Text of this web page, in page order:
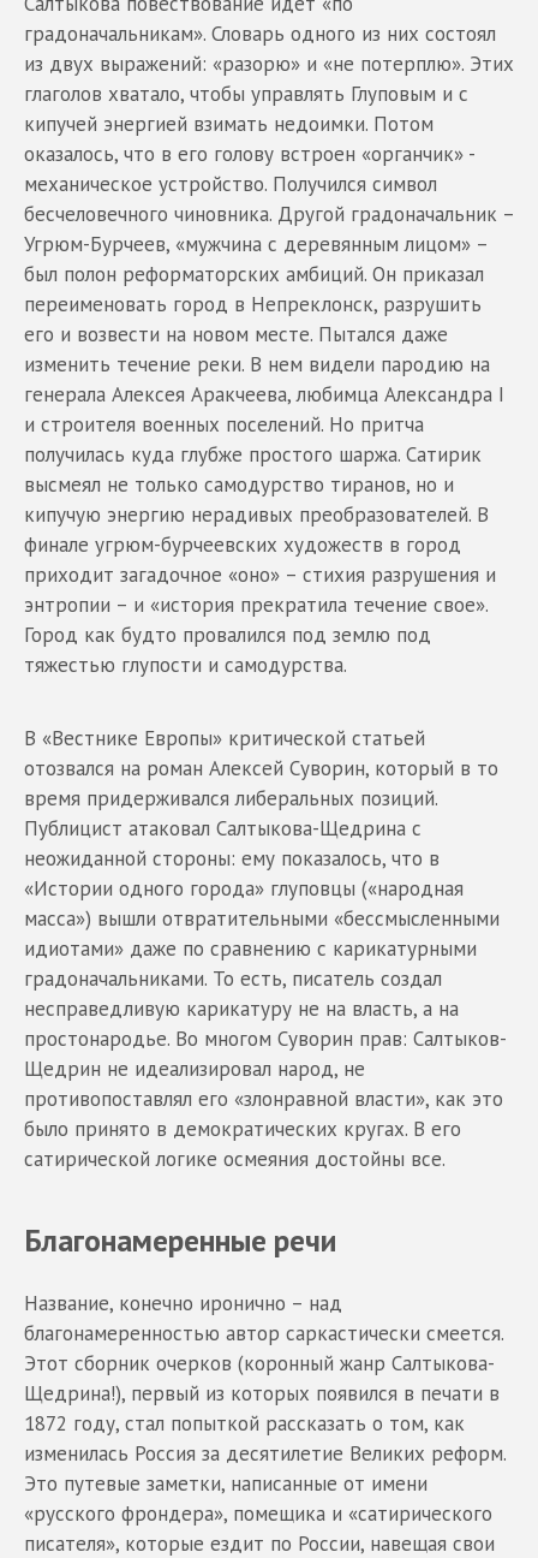
градоначальникам». Словарь одного из них состоял
из двух выражений: «разорю» и «не потерплю». Этих
глаголов хватало, чтобы управлять Глуповым и с
кипучей энергией взимать недоимки. Потом
оказалось, что в его голову встроен «органчик» -
механическое устройство. Получился символ
бесчеловечного чиновника. Другой градоначальник –
Угрюм-Бурчеев, «мужчина с деревянным лицом» –
был полон реформаторских амбиций. Он приказал
переименовать город в Непреклонск, разрушить
его и возвести на новом месте. Пытался даже
изменить течение реки. В нем видели пародию на
генерала Алексея Аракчеева, любимца Александра I
и строителя военных поселений. Но притча
получилась куда глубже простого шаржа. Сатирик
высмеял не только самодурство тиранов, но и
кипучую энергию нерадивых преобразователей. В
финале угрюм-бурчеевских художеств в город
приходит загадочное «оно» – стихия разрушения и
энтропии – и «история прекратила течение свое».
Город как будто провалился под землю под
тяжестью глупости и самодурства.
В «Вестнике Европы» критической статьей
отозвался на роман Алексей Суворин, который в то
время придерживался либеральных позиций.
Публицист атаковал Салтыкова-Щедрина с
неожиданной стороны: ему показалось, что в
«Истории одного города» глуповцы («народная
масса») вышли отвратительными «бессмысленными
идиотами» даже по сравнению с карикатурными
градоначальниками. То есть, писатель создал
несправедливую карикатуру не на власть, а на
простонародье. Во многом Суворин прав: Салтыков-
Щедрин не идеализировал народ, не
противопоставлял его «злонравной власти», как это
было принято в демократических кругах. В его
сатирической логике осмеяния достойны все.
Благонамеренные речи
Название, конечно иронично – над
благонамеренностью автор саркастически смеется.
Этот сборник очерков (коронный жанр Салтыкова-
Щедрина!), первый из которых появился в печати в
1872 году, стал попыткой рассказать о том, как
изменилась Россия за десятилетие Великих реформ.
Это путевые заметки, написанные от имени
«русского фрондера», помещика и «сатирического
писателя», которые ездит по России, навещая свои